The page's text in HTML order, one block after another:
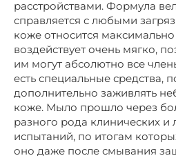
расстройствами. Формула
справляется с любыми
коже относится
воздействует очень мягко,
им могут абсолютно все
есть специальные средства,
дополнительно заживлять
коже. Мыло прошло через
разного рода клинических и
испытаний, по итогам
оно даже после смывания